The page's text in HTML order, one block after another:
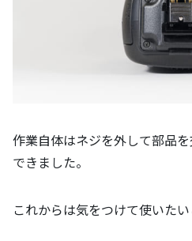
作業自体はネジを外して部品
できました。
これからは気をつけて使いた